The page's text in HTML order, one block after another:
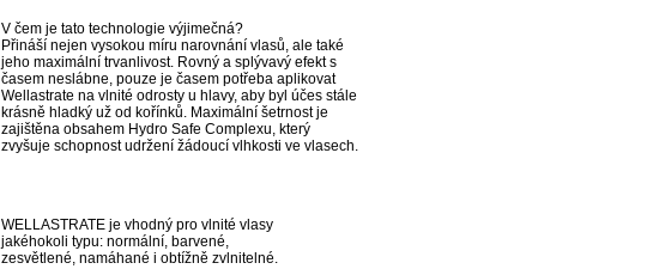
V čem je tato technologie výjimečná?
Přináší nejen vysokou míru narovnání vlasů, ale také
jeho maximální trvanlivost. Rovný a splývavý efekt s
časem neslábne, pouze je časem potřeba aplikovat
Wellastrate na vlnité odrosty u hlavy, aby byl účes stále
krásně hladký už od kořínků. Maximální šetrnost je
zajištěna obsahem Hydro Safe Complexu, který
zvyšuje schopnost udržení žádoucí vlhkosti ve vlasech.
WELLASTRATE je vhodný pro vlnité vlasy
jakéhokoli typu: normální, barvené,
zesvětlené, namáhané i obtížně zvlnitelné.